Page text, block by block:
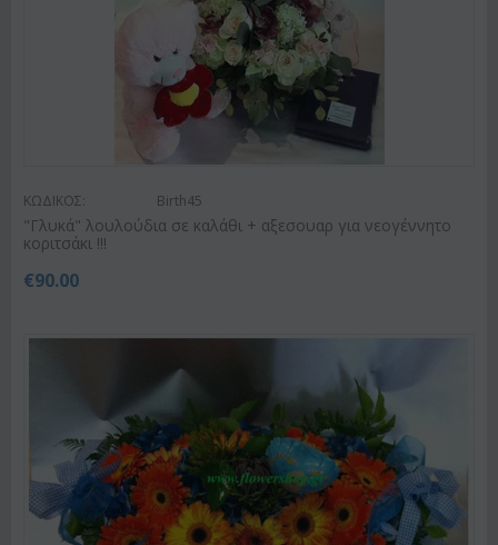
ΚΩΔΙΚΟΣ: Birth45
"Γλυκά" λουλούδια σε καλάθι + αξεσουαρ για νεογέννητο
κοριτσάκι !!!
€90.00